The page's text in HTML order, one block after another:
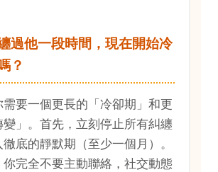
過他一段時間，現在開始冷
？
要一個更長的「冷卻期」和更
變」。首先，立刻停止所有糾纏
底的靜默期（至少一個月）。
完全不要主動聯絡，社交動態